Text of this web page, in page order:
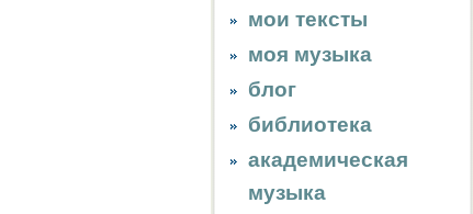
мои тексты
моя музыка
блог
библиотека
академическая
музыка